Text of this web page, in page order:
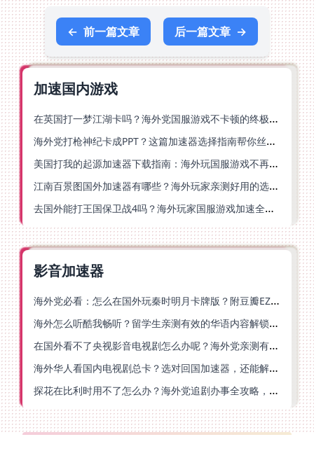
← 前一篇文章 后一篇文章 →
加速国内游戏
在英国打一梦江湖卡吗？海外党国服游戏不卡顿的终极解法
海外党打枪神纪卡成PPT？这篇加速器选择指南帮你丝滑上分
美国打我的起源加速器下载指南：海外玩国服游戏不再卡的终极方案
江南百景图国外加速器有哪些？海外玩家亲测好用的选择与避坑指南
去国外能打王国保卫战4吗？海外玩家国服游戏加速全攻略（附公主连结幻想江湖实测）
影音加速器
海外党必看：怎么在国外玩秦时明月卡牌版？附豆瓣EZCast地区限制破解法
海外怎么听酷我畅听？留学生亲测有效的华语内容解锁指南
在国外看不了央视影音电视剧怎么办呢？海外党亲测有效的回国加速方案
海外华人看国内电视剧总卡？选对回国加速器，还能解决菲律宾打不开反诈中心的问题
探花在比利时用不了怎么办？海外党追剧办事全攻略，选对加速器就够了